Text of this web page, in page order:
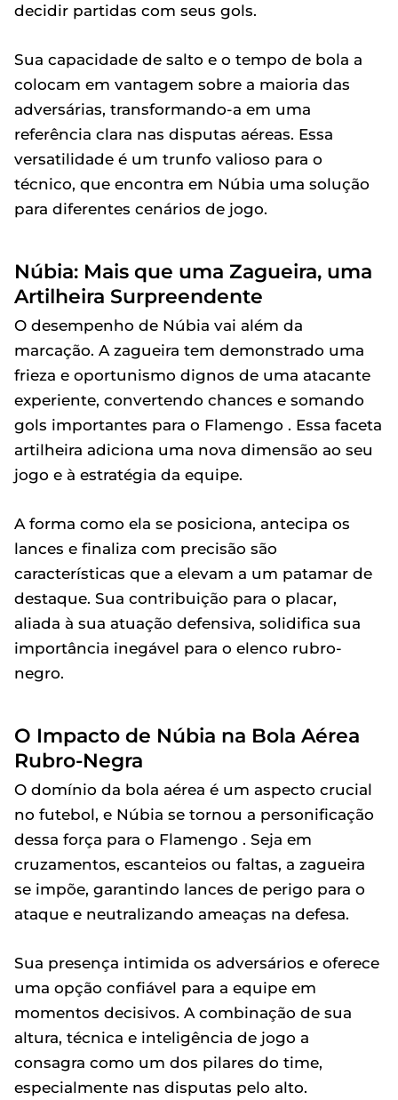
decidir partidas com seus gols.
Sua capacidade de salto e o tempo de bola a
colocam em vantagem sobre a maioria das
adversárias, transformando-a em uma
referência clara nas disputas aéreas. Essa
versatilidade é um trunfo valioso para o
técnico, que encontra em Núbia uma solução
para diferentes cenários de jogo.
Núbia: Mais que uma Zagueira, uma
Artilheira Surpreendente
O desempenho de Núbia vai além da
marcação. A zagueira tem demonstrado uma
frieza e oportunismo dignos de uma atacante
experiente, convertendo chances e somando
gols importantes para o Flamengo . Essa faceta
artilheira adiciona uma nova dimensão ao seu
jogo e à estratégia da equipe.
A forma como ela se posiciona, antecipa os
lances e finaliza com precisão são
características que a elevam a um patamar de
destaque. Sua contribuição para o placar,
aliada à sua atuação defensiva, solidifica sua
importância inegável para o elenco rubro-
negro.
O Impacto de Núbia na Bola Aérea
Rubro-Negra
O domínio da bola aérea é um aspecto crucial
no futebol, e Núbia se tornou a personificação
dessa força para o Flamengo . Seja em
cruzamentos, escanteios ou faltas, a zagueira
se impõe, garantindo lances de perigo para o
ataque e neutralizando ameaças na defesa.
Sua presença intimida os adversários e oferece
uma opção confiável para a equipe em
momentos decisivos. A combinação de sua
altura, técnica e inteligência de jogo a
consagra como um dos pilares do time,
especialmente nas disputas pelo alto.